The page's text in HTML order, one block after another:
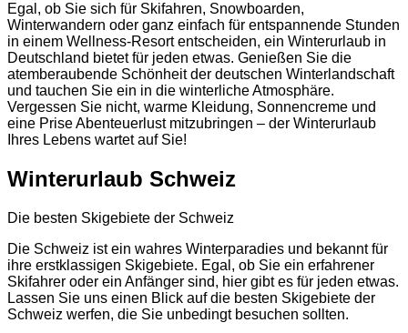
Egal, ob Sie sich für Skifahren, Snowboarden,
Winterwandern oder ganz einfach für entspannende Stunden
in einem Wellness-Resort entscheiden, ein Winterurlaub in
Deutschland bietet für jeden etwas. Genießen Sie die
atemberaubende Schönheit der deutschen Winterlandschaft
und tauchen Sie ein in die winterliche Atmosphäre.
Vergessen Sie nicht, warme Kleidung, Sonnencreme und
eine Prise Abenteuerlust mitzubringen – der Winterurlaub
Ihres Lebens wartet auf Sie!
Winterurlaub Schweiz
Die besten Skigebiete der Schweiz
Die Schweiz ist ein wahres Winterparadies und bekannt für
ihre erstklassigen Skigebiete. Egal, ob Sie ein erfahrener
Skifahrer oder ein Anfänger sind, hier gibt es für jeden etwas.
Lassen Sie uns einen Blick auf die besten Skigebiete der
Schweiz werfen, die Sie unbedingt besuchen sollten.